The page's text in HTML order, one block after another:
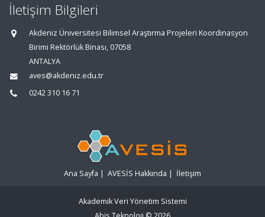
İletişim Bilgileri
Akdeniz Üniversitesi Bilimsel Araştırma Projeleri Koordinasyon
Birimi Rektörlük Binası, 07058
ANTALYA
aves@akdeniz.edu.tr
0242 310 16 71
Ana Sayfa | AVESİS Hakkında | İletişim
Akademik Veri Yönetim Sistemi